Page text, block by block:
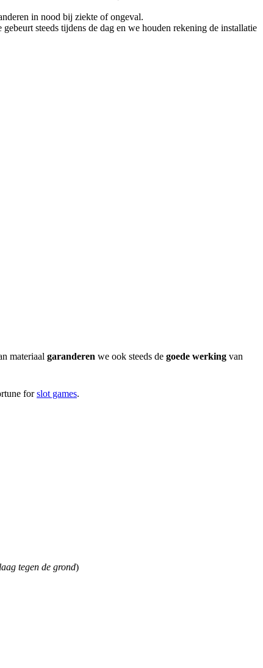
in nood bij ziekte of ongeval.
steeds tijdens de dag en we houden rekening de installatie
materiaal garanderen we ook steeds de goede werking van
forslot games.
tegen de grond)